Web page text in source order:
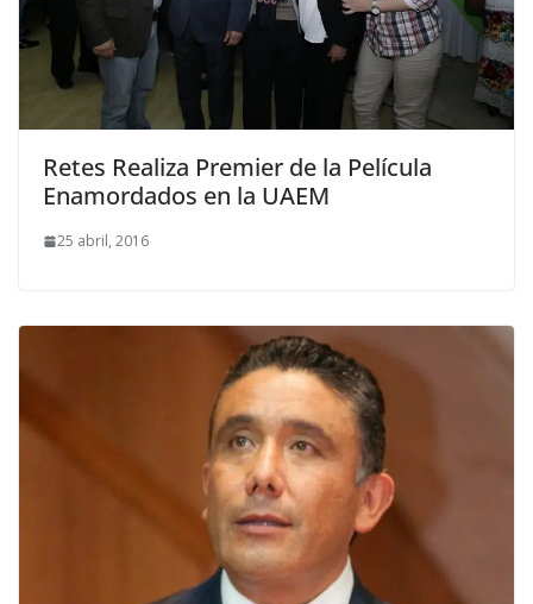
Retes Realiza Premier de la Película
Enamordados en la UAEM
25 abril, 2016